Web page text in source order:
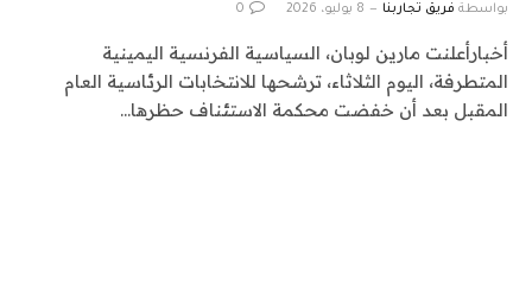
بواسطة فريق تجاربنا 8 يوليو، 2026 0
أخبارأعلنت مارين لوبان، السياسية الفرنسية اليمينية
المتطرفة، اليوم الثلاثاء، ترشحها للانتخابات الرئاسية العام
المقبل بعد أن خفضت محكمة الاستئناف حظرها…